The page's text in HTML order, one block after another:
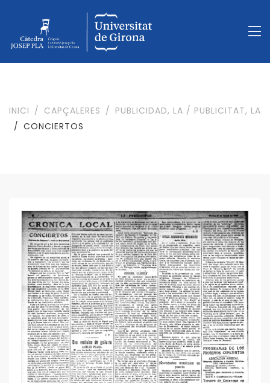
INICI CAPÇALERES
PUBLICIDAD, LA / PUBLICITAT, LA
CONCIERTOS